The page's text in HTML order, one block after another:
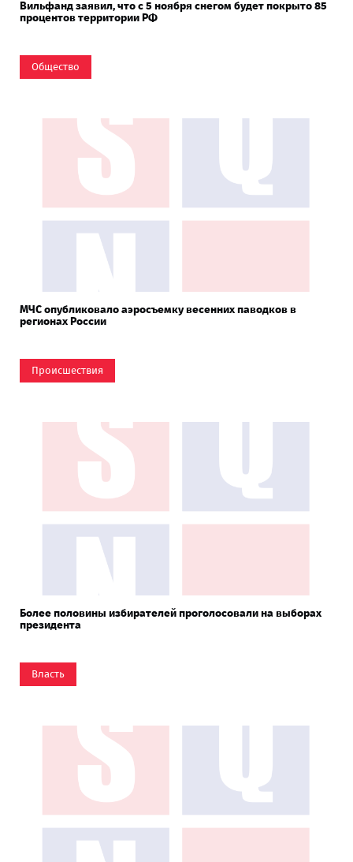
Вильфанд заявил, что с 5 ноября снегом будет покрыто 85
процентов территории РФ
Общество
МЧС опубликовало аэросъемку весенних паводков в
регионах России
Происшествия
Более половины избирателей проголосовали на выборах
президента
Власть